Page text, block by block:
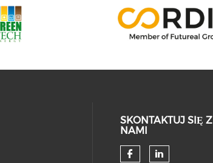
SKONTAKTUJ SIĘ Z
NAMI